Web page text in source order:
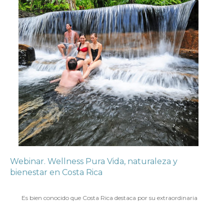
Webinar. Wellness Pura Vida, naturaleza y
bienestar en Costa Rica
Es bien conocido que Costa Rica destaca por su extraordinaria